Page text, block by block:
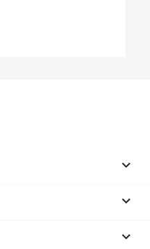


